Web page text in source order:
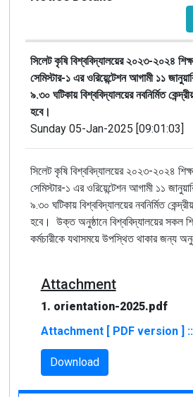
সিলেট কৃষি বিশ্ববিদ্যালয়ের ২০২৩-২০২৪
সেমিস্টার-১ এর ওরিয়েন্টেশন আগামী ১১
৯.৩০ ঘটিকায় বিশ্ববিদ্যালয়ের নবনির্মিত
হবে।
Sunday 05-Jan-2025 [09:01:03]
সিলেট কৃষি বিশ্ববিদ্যালয়ের ২০২৩-২০২৪
সেমিস্টার-১ এর ওরিয়েন্টেশন আগামী ১১
৯.৩০ ঘটিকায় বিশ্ববিদ্যালয়ের নবনির্মিত
হবে। উক্ত অনুষ্ঠানে বিশ্ববিদ্যালয়ের সকল
কর্মচারীকে যথাসময়ে উপস্থিত থাকার জন্য
Attachment
1. orientation-2025.pdf
Attachment [ PDF version ] ::
Download